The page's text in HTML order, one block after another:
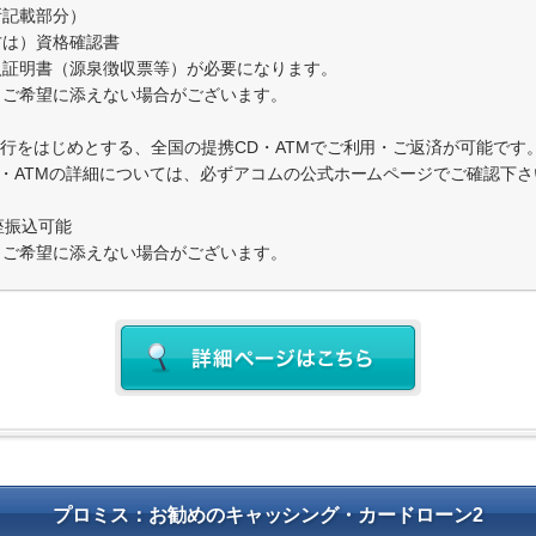
載部分）
）資格確認書
明書（源泉徴収票等）が必要になります。
希望に添えない場合がございます。
をはじめとする、全国の提携CD・ATMでご利用・ご返済が可能です。
の詳細については、必ずアコムの公式ホームページでご確認下さ
込可能
希望に添えない場合がございます。
プロミス：お勧めのキャッシング・カードローン2